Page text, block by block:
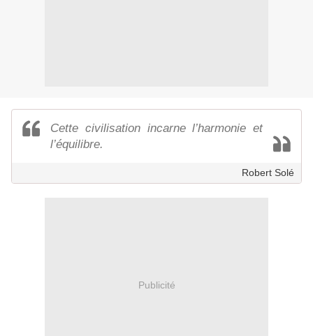
Cette civilisation incarne l’harmonie et
l’équilibre.
Robert Solé
Publicité